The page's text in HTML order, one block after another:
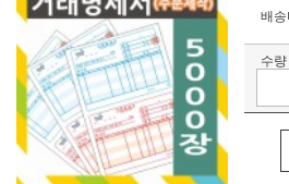
배송
수량